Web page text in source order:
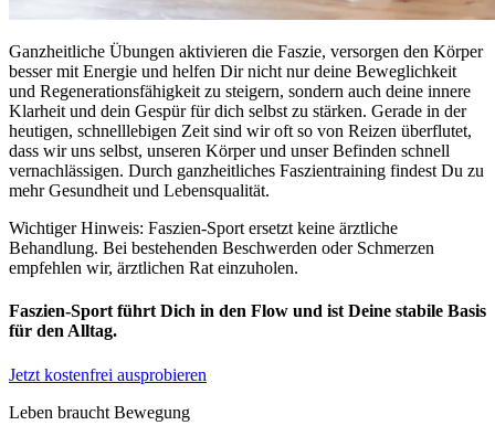
Ganzheitliche Übungen aktivieren die Faszie, versorgen den Körper
besser mit Energie und helfen Dir nicht nur deine Beweglichkeit
und Regenerationsfähigkeit zu steigern, sondern auch deine innere
Klarheit und dein Gespür für dich selbst zu stärken. Gerade in der
heutigen, schnelllebigen Zeit sind wir oft so von Reizen überflutet,
dass wir uns selbst, unseren Körper und unser Befinden schnell
vernachlässigen. Durch ganzheitliches Faszientraining findest Du zu
mehr Gesundheit und Lebensqualität.
Wichtiger Hinweis: Faszien-Sport ersetzt keine ärztliche
Behandlung. Bei bestehenden Beschwerden oder Schmerzen
empfehlen wir, ärztlichen Rat einzuholen.
Faszien-Sport führt Dich in den Flow und ist Deine stabile Basis
für den Alltag.
Jetzt kostenfrei ausprobieren
Leben braucht Bewegung